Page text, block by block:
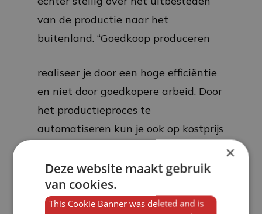
van de productie naar het
buitenland. “Goedkoop produceren
realiseer je door een hoge efficiëntie
en niet door goedkopere arbeid. Door
het productieproces te
automatiseren kun je ook op kostprijs
Maar ook qua service is produceren
in het buitenland volgens Verbakel
×
Deze website maakt gebruik
van cookies.
This Cookie Banner was deleted and is